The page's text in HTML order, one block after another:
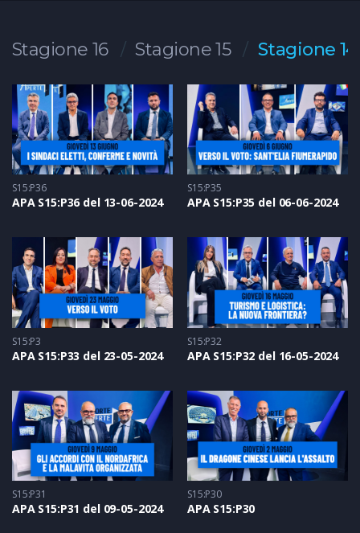
Stagione 16 Stagione 15 Stagione 14
S15:P36
APA S15:P36 del 13-06-2024
S15:P35
APA S15:P35 del 06-06-2024
S15:P3
APA S15:P33 del 23-05-2024
S15:P32
APA S15:P32 del 16-05-2024
S15:P31
APA S15:P31 del 09-05-2024
S15:P30
APA S15:P30